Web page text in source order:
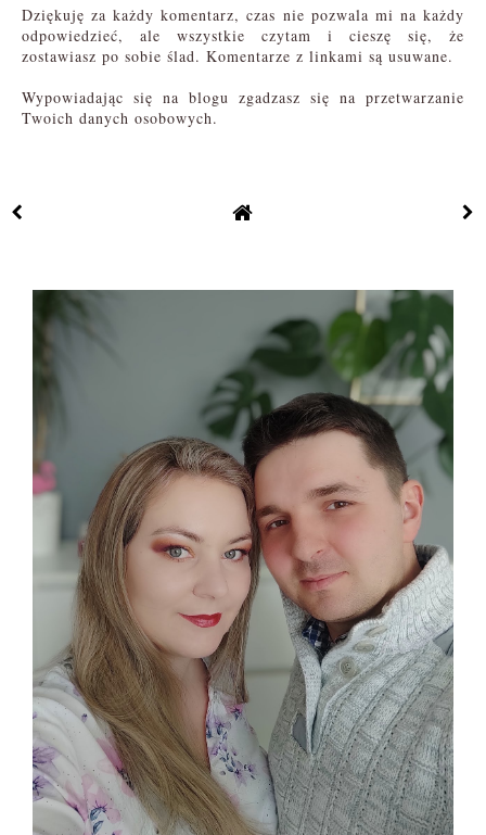
Dziękuję za każdy komentarz, czas nie pozwala mi na każdy
odpowiedzieć, ale wszystkie czytam i cieszę się, że
zostawiasz po sobie ślad. Komentarze z linkami są usuwane.
Wypowiadając się na blogu zgadzasz się na przetwarzanie
Twoich danych osobowych.